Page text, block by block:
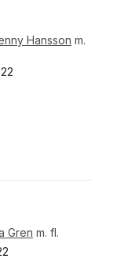
Hansson m.
röster:
Gren m. fl.